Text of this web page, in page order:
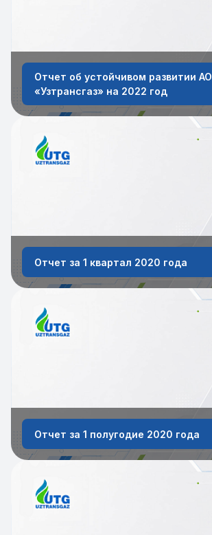
Отчет об устойчивом развитии АО
«Узтрансгаз» на 2022 год
Отчет за 1 квартал 2020 года
Отчет за 1 полугодие 2020 года